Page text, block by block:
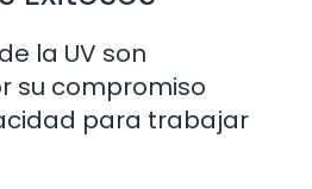
la UV son
su compromiso
para trabajar